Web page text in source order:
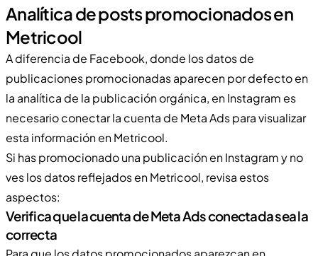
Analítica de posts promocionados en
Metricool
A diferencia de Facebook, donde los datos de
publicaciones promocionadas aparecen por defecto en
la analítica de la publicación orgánica, en Instagram es
necesario conectar la cuenta de Meta Ads para visualizar
esta información en Metricool.
Si has promocionado una publicación en Instagram y no
ves los datos reflejados en Metricool, revisa estos
aspectos:
Verifica que la cuenta de Meta Ads conectada sea la
correcta